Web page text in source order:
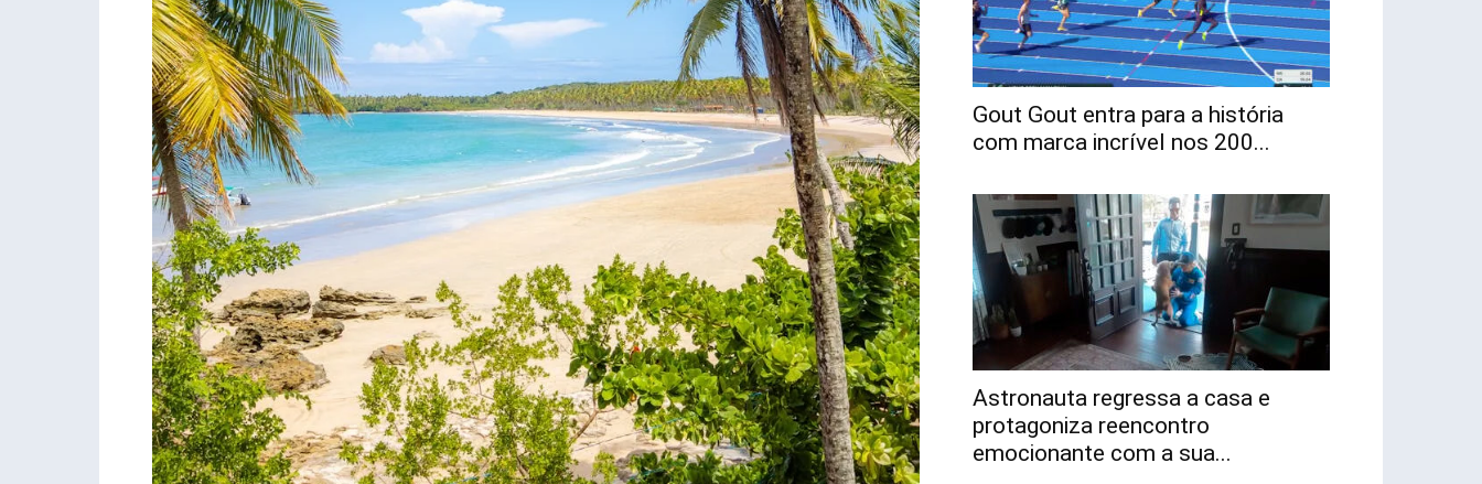
Gout Gout entra para a história
com marca incrível nos 200...
Astronauta regressa a casa e
protagoniza reencontro
emocionante com a sua...